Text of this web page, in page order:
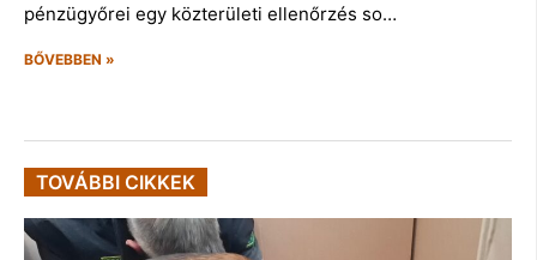
pénzügyőrei egy közterületi ellenőrzés so…
BŐVEBBEN »
TOVÁBBI CIKKEK